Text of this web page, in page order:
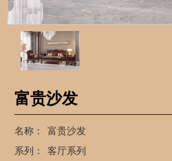
富贵沙发
名称：
富贵沙发
系列：
客厅系列